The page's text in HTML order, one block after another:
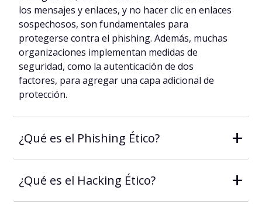
los mensajes y enlaces, y no hacer clic en enlaces
sospechosos, son fundamentales para
protegerse contra el phishing. Además, muchas
organizaciones implementan medidas de
seguridad, como la autenticación de dos
factores, para agregar una capa adicional de
protección.
¿Qué es el Phishing Ético? +
¿Qué es el Hacking Ético? +